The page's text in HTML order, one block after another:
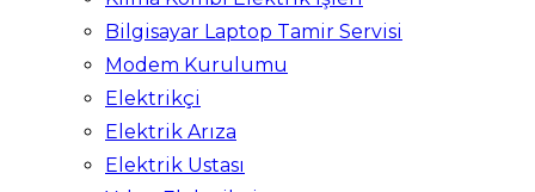
Bilgisayar Laptop Tamir Servisi
Modem Kurulumu
Elektrikçi
Elektrik Arıza
Elektrik Ustası